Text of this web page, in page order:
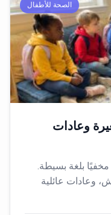
الصحة للأطفال
وعادات
مخفيًا بلغة بسيطة.
وعادات عائلية